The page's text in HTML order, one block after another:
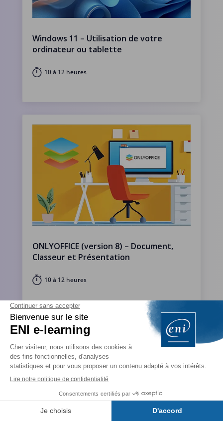
Windows 11 – Utilisation de votre
ordinateur ou tablette
10 à 12 heures
ONLYOFFICE (version 8) – Document,
Classeur et Présentation
10 à 12 heures